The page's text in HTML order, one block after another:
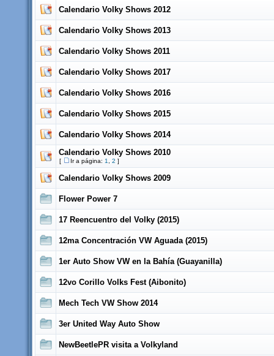
Calendario Volky Shows 2012
Calendario Volky Shows 2013
Calendario Volky Shows 2011
Calendario Volky Shows 2017
Calendario Volky Shows 2016
Calendario Volky Shows 2015
Calendario Volky Shows 2014
Calendario Volky Shows 2010
[ Ir a página: 1 2 ]
Calendario Volky Shows 2009
Flower Power 7
17 Reencuentro del Volky (2015)
12ma Concentración VW Aguada (2015)
1er Auto Show VW en la Bahía (Guayanilla)
12vo Corillo Volks Fest (Aibonito)
Mech Tech VW Show 2014
3er United Way Auto Show
NewBeetlePR visita a Volkyland